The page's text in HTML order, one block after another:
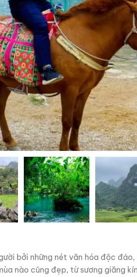
bởi những nét văn hóa độc
nào cũng đẹp, từ sương giăng